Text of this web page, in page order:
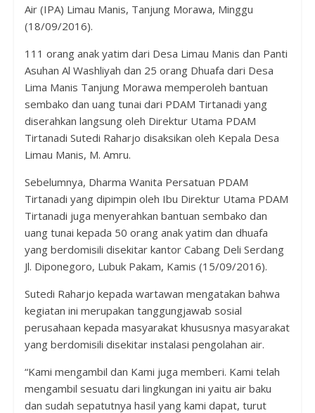
Air (IPA) Limau Manis, Tanjung Morawa, Minggu
(18/09/2016).
111 orang anak yatim dari Desa Limau Manis dan Panti
Asuhan Al Washliyah dan 25 orang Dhuafa dari Desa
Lima Manis Tanjung Morawa memperoleh bantuan
sembako dan uang tunai dari PDAM Tirtanadi yang
diserahkan langsung oleh Direktur Utama PDAM
Tirtanadi Sutedi Raharjo disaksikan oleh Kepala Desa
Limau Manis, M. Amru.
Sebelumnya, Dharma Wanita Persatuan PDAM
Tirtanadi yang dipimpin oleh Ibu Direktur Utama PDAM
Tirtanadi juga menyerahkan bantuan sembako dan
uang tunai kepada 50 orang anak yatim dan dhuafa
yang berdomisili disekitar kantor Cabang Deli Serdang
Jl. Diponegoro, Lubuk Pakam, Kamis (15/09/2016).
Sutedi Raharjo kepada wartawan mengatakan bahwa
kegiatan ini merupakan tanggungjawab sosial
perusahaan kepada masyarakat khususnya masyarakat
yang berdomisili disekitar instalasi pengolahan air.
“Kami mengambil dan Kami juga memberi. Kami telah
mengambil sesuatu dari lingkungan ini yaitu air baku
dan sudah sepatutnya hasil yang kami dapat, turut